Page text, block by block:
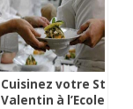
Cuisinez votre St
Valentin à l’Ecole